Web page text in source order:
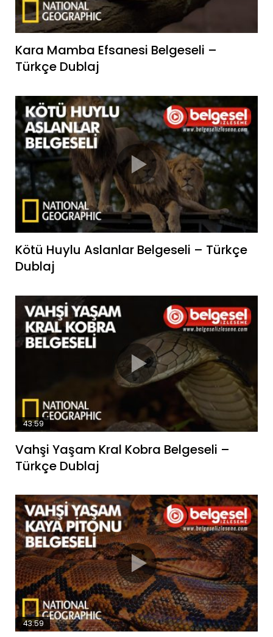
Kara Mamba Efsanesi Belgeseli –
Türkçe Dublaj
Kötü Huylu Aslanlar Belgeseli – Türkçe
Dublaj
43:59
Vahşi Yaşam Kral Kobra Belgeseli –
Türkçe Dublaj
43:59